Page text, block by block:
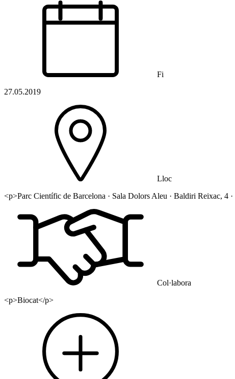
Fi
27.05.2019
Lloc
<p>Parc Científic de Barcelona · Sala Dolors Aleu · Baldiri Reixac, 4
Col·labora
<p>Biocat</p>